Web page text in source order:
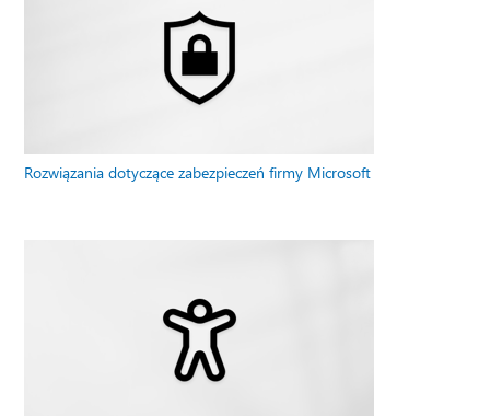
Rozwiązania dotyczące zabezpieczeń firmy Microsoft